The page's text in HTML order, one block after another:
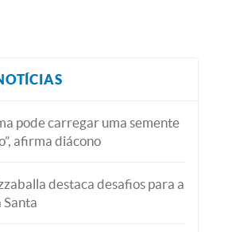
pode carregar uma semente
afirma diácono
destaca desafios para a
Santa